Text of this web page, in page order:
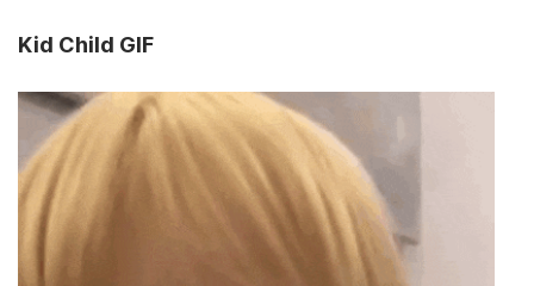
Kid Child GIF